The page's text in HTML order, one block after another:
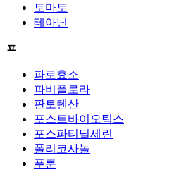
토마토
테아닌
ㅍ
파로효소
파비플로라
판토텐산
포스트바이오틱스
포스파티딜세린
폴리코사놀
푸룬